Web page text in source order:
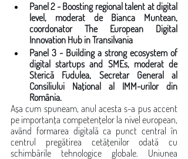
Panel 2 - Boosting regional talent at digital
level, moderat de Bianca Muntean,
coordonator The European Digital
Innovation Hub in Transilvania
Panel 3 - Building a strong ecosystem of
digital startups and SMEs, moderat de
Sterică Fudulea, Secretar General al
Consiliului Național al IMM-urilor din
România.
Așa cum spuneam, anul acesta s-a pus accent
pe importanța competențelor la nivel european,
având formarea digitală ca punct central în
centrul pregătirea cetățenilor odată cu
schimbările tehnologice globale. Uniunea